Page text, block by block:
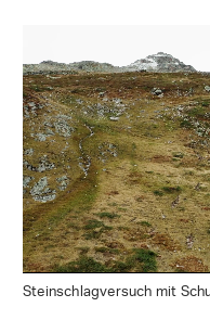
Steinschlagversuch mit